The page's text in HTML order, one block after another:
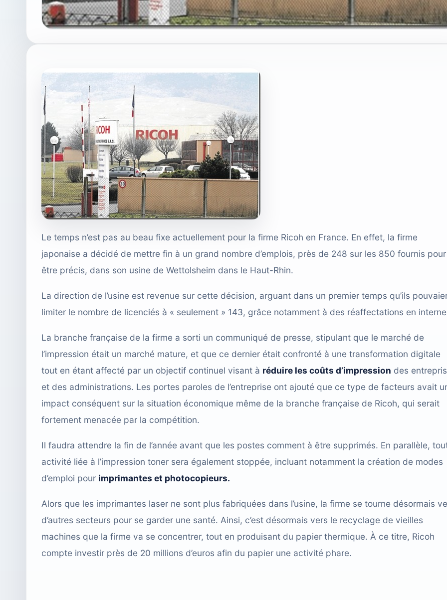
Le temps n’est pas au beau fixe actuellement pour la firme Ricoh en France. En effet, la firme
japonaise a décidé de mettre fin à un grand nombre d’emplois, près de 248 sur les 850 fournis pour
être précis, dans son usine de Wettolsheim dans le Haut-Rhin.
La direction de l’usine est revenue sur cette décision, arguant dans un premier temps qu’ils
limiter le nombre de licenciés à « seulement » 143, grâce notamment à des réaffectations en
La branche française de la firme a sorti un communiqué de presse, stipulant que le marché de
l’impression était un marché mature, et que ce dernier était confronté à une transformation digitale
tout en étant affecté par un objectif continuel visant à réduire les coûts d’impression des
et des administrations. Les portes paroles de l’entreprise ont ajouté que ce type de facteurs avait
impact conséquent sur la situation économique même de la branche française de Ricoh, qui serait
fortement menacée par la compétition.
Il faudra attendre la fin de l’année avant que les postes comment à être supprimés. En parallèle,
activité liée à l’impression toner sera également stoppée, incluant notamment la création de modes
d’emploi pour imprimantes et photocopieurs.
Alors que les imprimantes laser ne sont plus fabriquées dans l’usine, la firme se tourne désormais
d’autres secteurs pour se garder une santé. Ainsi, c’est désormais vers le recyclage de vieilles
machines que la firme va se concentrer, tout en produisant du papier thermique. À ce titre, Ricoh
compte investir près de 20 millions d’euros afin du papier une activité phare.